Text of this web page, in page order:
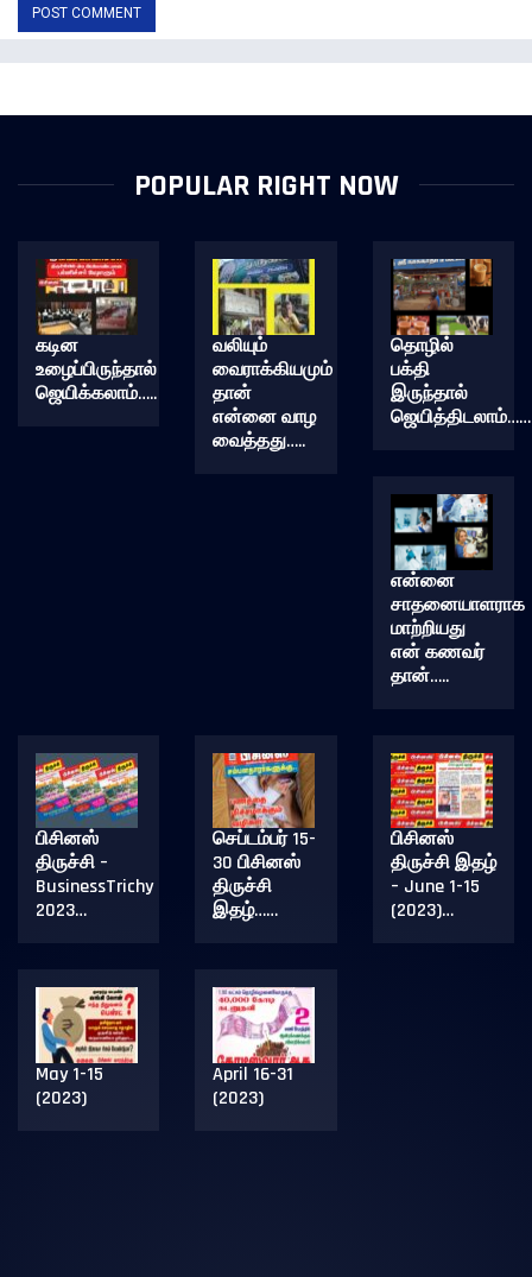
POPULAR RIGHT NOW
கடின
உழைப்பிருந்தால்
ஜெயிக்கலாம்…..
வலியும்
வைராக்கியமும்
தான்
என்னை வாழ
வைத்தது…..
தொழில்
பக்தி
இருந்தால்
என்னை
சாதனையாளராக
மாற்றியது
என் கணவர்
தான்…..
பிசினஸ்
திருச்சி –
BusinessTrichy
2023…
செப்டம்பர் 15-
30 பிசினஸ்
திருச்சி
இதழ்……
பிசினஸ்
திருச்சி இதழ்
– June 1-15
(2023)…
May 1-15
(2023)
April 16-31
(2023)